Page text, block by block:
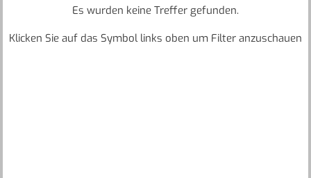
Es wurden keine Treffer gefunden.
Klicken Sie auf das Symbol links oben um Filter anzuschauen